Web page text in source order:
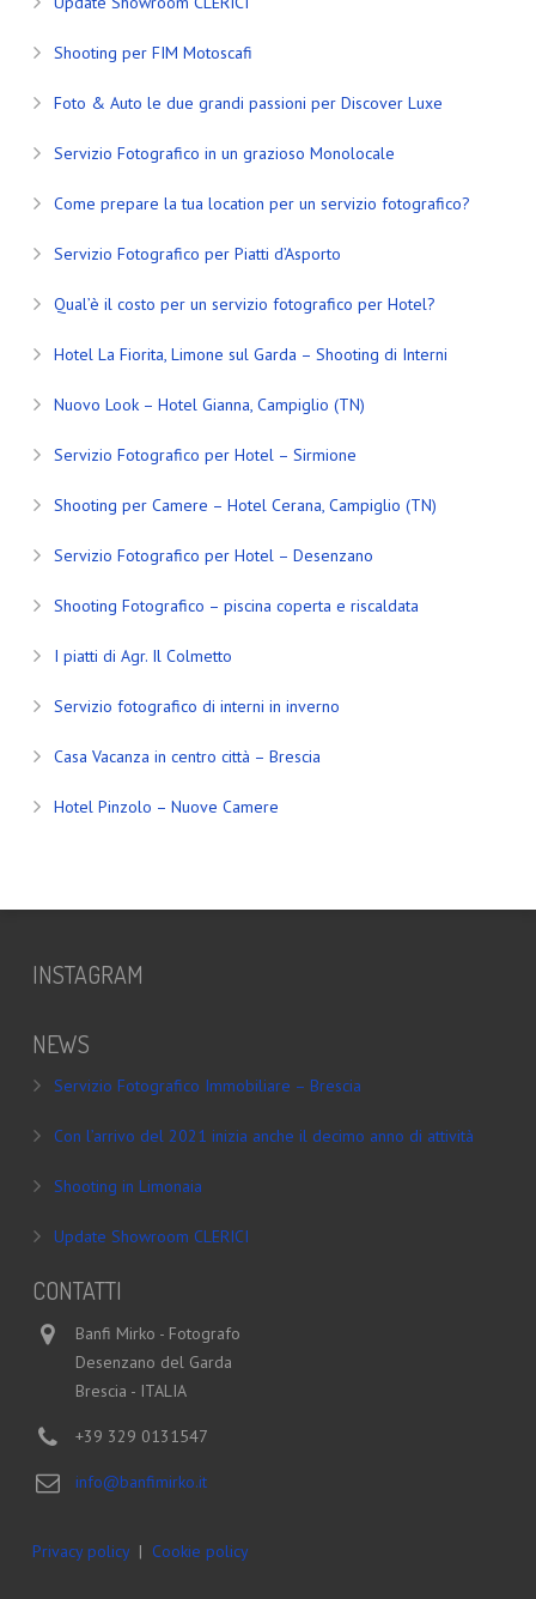
Shooting per FIM Motoscafi
Foto & Auto le due grandi passioni per Discover Luxe
Servizio Fotografico in un grazioso Monolocale
Come prepare la tua location per un servizio fotografico?
Servizio Fotografico per Piatti d’Asporto
Qual’è il costo per un servizio fotografico per Hotel?
Hotel La Fiorita, Limone sul Garda – Shooting di Interni
Nuovo Look – Hotel Gianna, Campiglio (TN)
Servizio Fotografico per Hotel – Sirmione
Shooting per Camere – Hotel Cerana, Campiglio (TN)
Servizio Fotografico per Hotel – Desenzano
Shooting Fotografico – piscina coperta e riscaldata
I piatti di Agr. Il Colmetto
Servizio fotografico di interni in inverno
Casa Vacanza in centro città – Brescia
Hotel Pinzolo – Nuove Camere
INSTAGRAM
NEWS
Servizio Fotografico Immobiliare – Brescia
Con l’arrivo del 2021 inizia anche il decimo anno di attività
Shooting in Limonaia
Update Showroom CLERICI
CONTATTI
Banfi Mirko - Fotografo
Desenzano del Garda
Brescia - ITALIA
+39 329 0131547
info@banfimirko.it
Privacy policy| Cookie policy